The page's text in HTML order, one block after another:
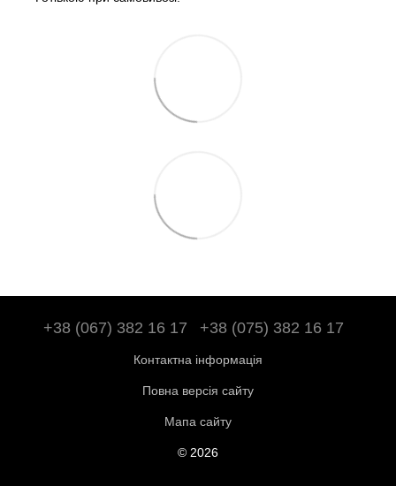
+38 (067) 382 16 17 +38 (075) 382 16 17
Контактна інформація
Повна версія сайту
Мапа сайту
© 2026